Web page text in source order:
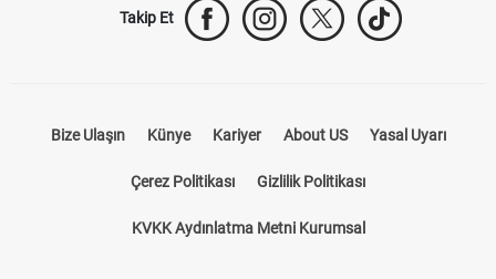
Takip Et
Bize Ulaşın Künye Kariyer About US Yasal Uyarı
Çerez Politikası Gizlilik Politikası
KVKK Aydınlatma Metni Kurumsal